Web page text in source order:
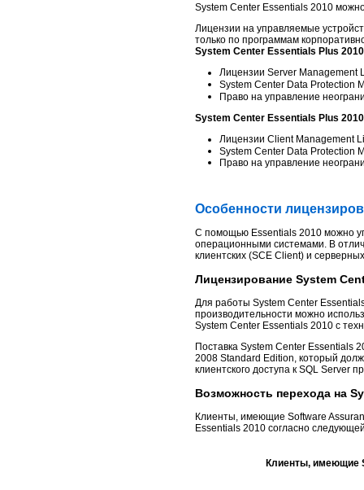
System Center Essentials 2010
Лицензии на управляемые
только по программам
System Center Essentials Plus
Лицензии Server Management
System Center Data Protection
Право на управление
System Center Essentials Plus
Лицензии Client Management
System Center Data Protection
Право на управление
Особенности
С помощью Essentials 2010 можно
операционными системами. В
клиентских (SCE Client) и
Лицензирование System
Для работы System Center
производительности можно
System Center Essentials 2010 c
Поставка System Center Essentials
2008 Standard Edition, который
клиентского доступа к SQL Server
Возможность перехода на
Клиенты, имеющие Software
Essentials 2010 согласно
Клиенты, имеющие